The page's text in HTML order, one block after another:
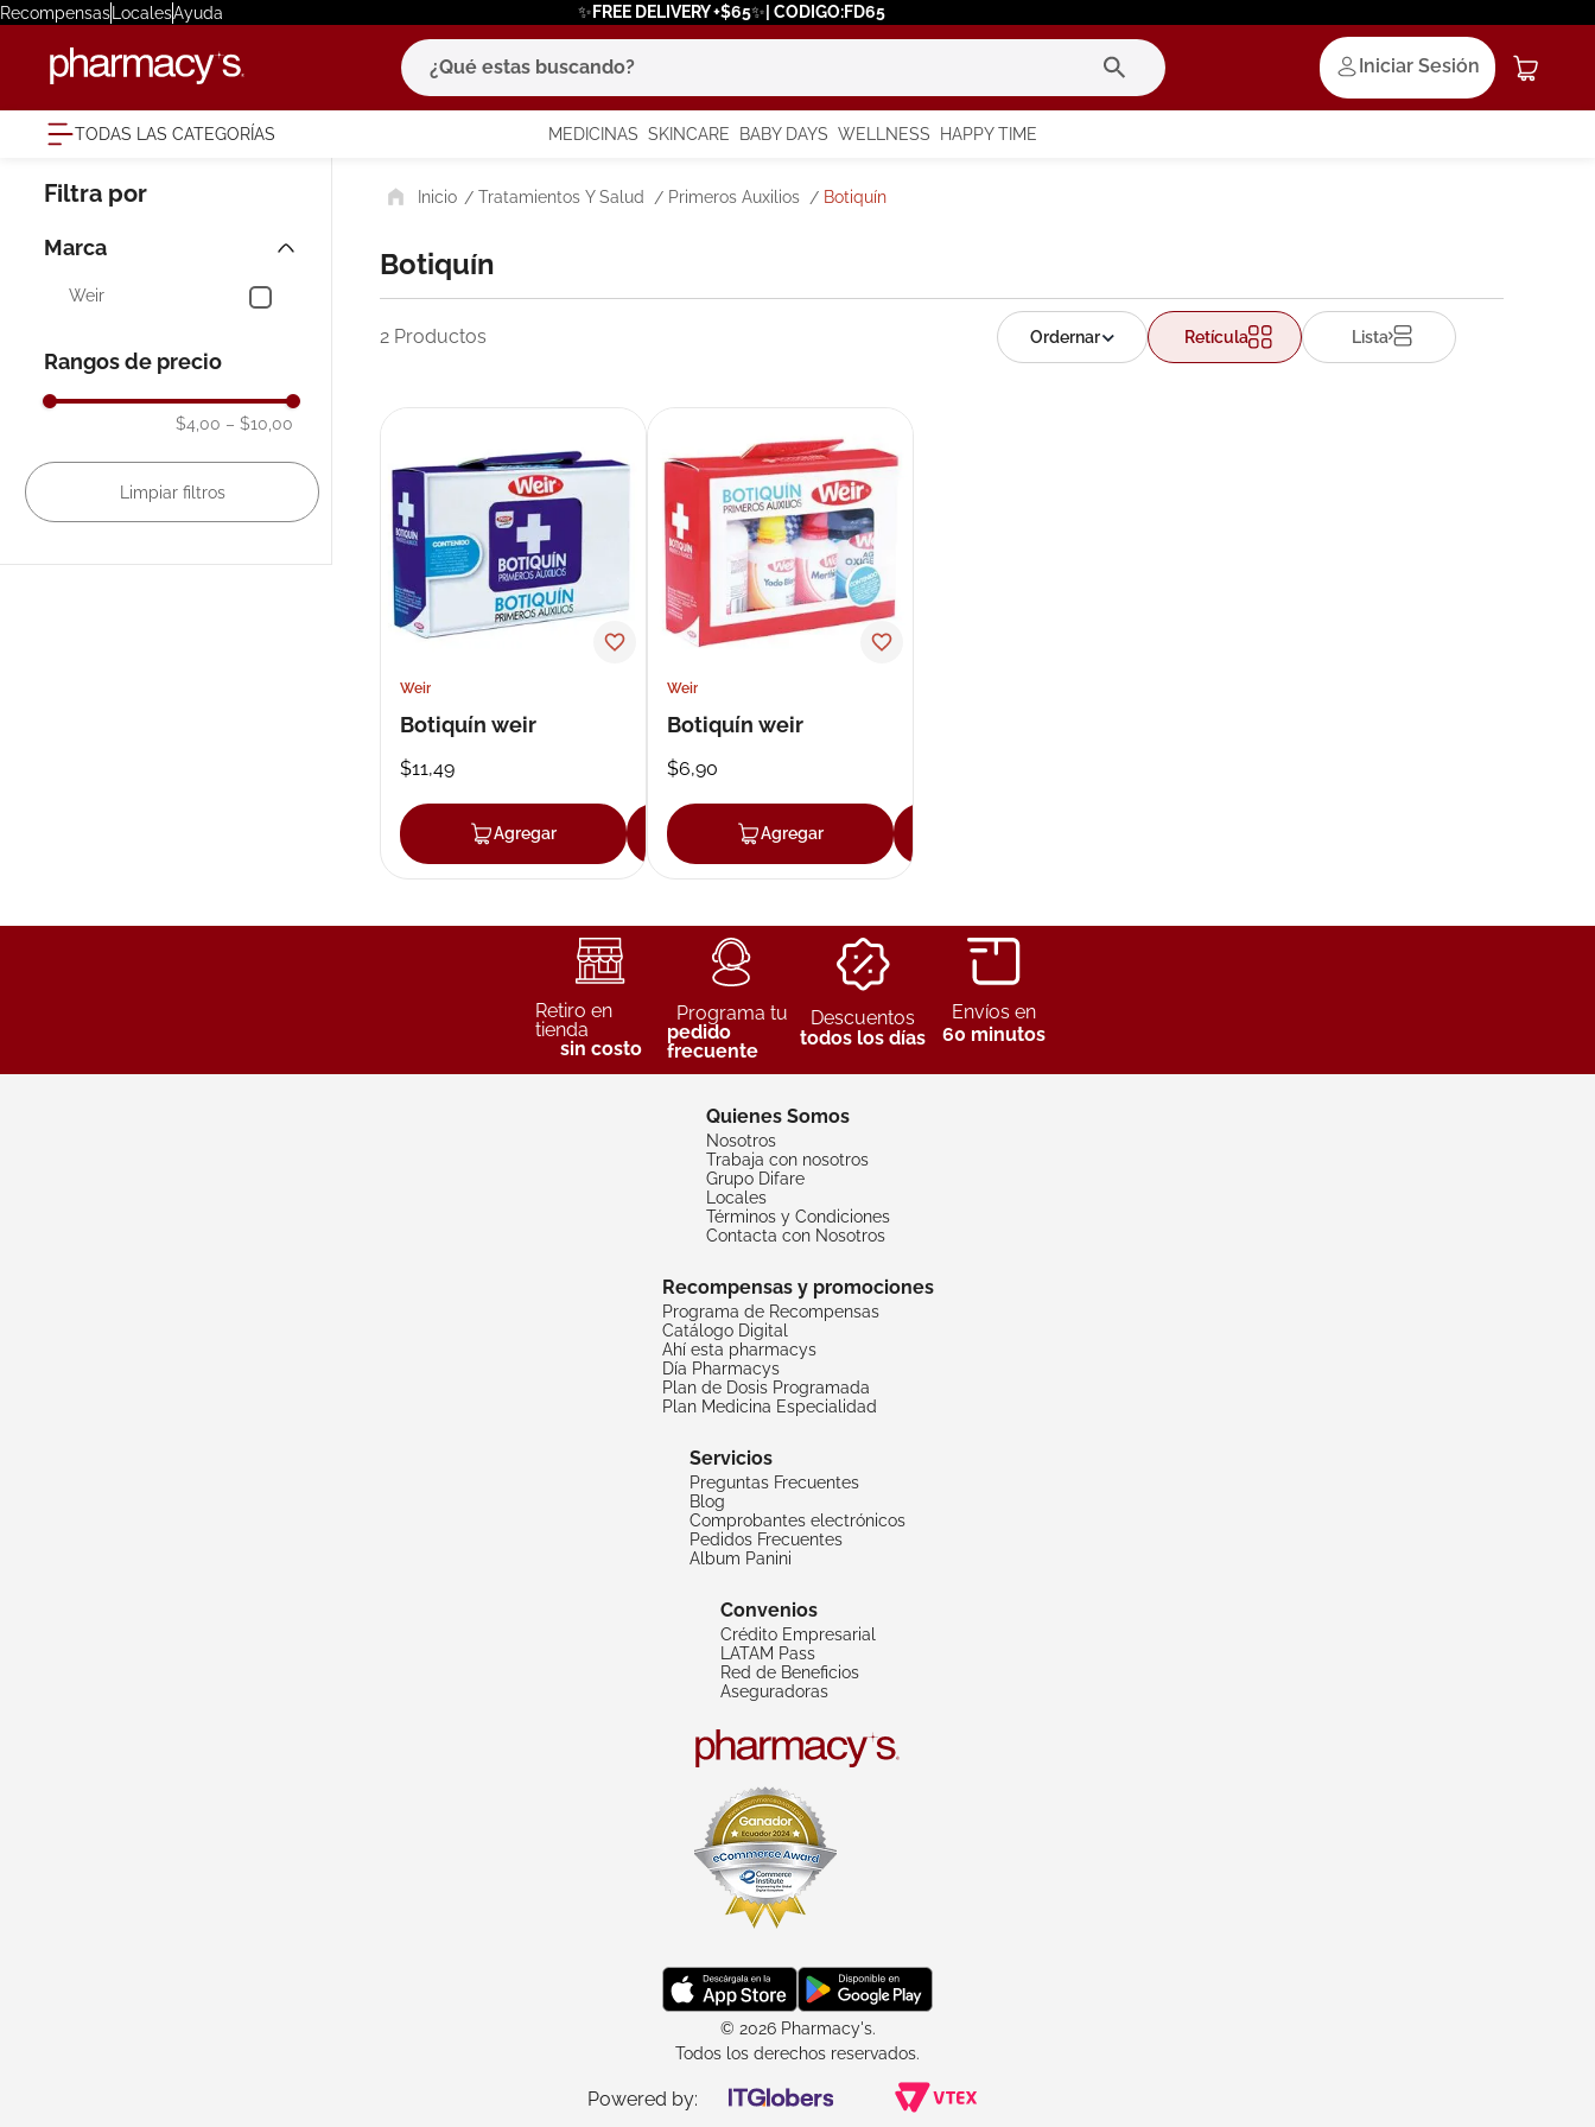
RecompensasLocalesAyuda ✨FREE DELIVERY +$65✨| CODIGO:FD65
¿Qué estas buscando?
Iniciar Sesión
TODAS LAS CATEGORÍAS MEDICINAS SKINCARE BABY DAYS WELLNESS HAPPY TIME
Marca
Weir
Rangos de precio
$4,00 – $10,00
Tratamientos Y Salud Primeros Auxilios Botiquín
Botiquín
2 Productos Retícula Lista
Weir
Botiquín weir
$11,49
Agregar Agregar
Weir
Botiquín weir
$6,90
Agregar
Retiro en
tienda
sin costo
Programa tu
pedido
frecuente
Descuentos
todos los días
Envíos en
60 minutos
Quienes Somos
Nosotros
Trabaja con nosotros
Grupo Difare
Locales
Términos y Condiciones
Contacta con Nosotros
Recompensas y promociones
Programa de Recompensas
Catálogo Digital
Ahí esta pharmacys
Día Pharmacys
Plan de Dosis Programada
Plan Medicina Especialidad
Servicios
Preguntas Frecuentes
Blog
Comprobantes electrónicos
Pedidos Frecuentes
Album Panini
Convenios
Crédito Empresarial
LATAM Pass
Red de Beneficios
Aseguradoras
© 2026 Pharmacy's.
Todos los derechos reservados.
Powered by:
términos más buscados
1. eucerin
3
6. degraler
roche posay
9. isdin
10.neumoflux